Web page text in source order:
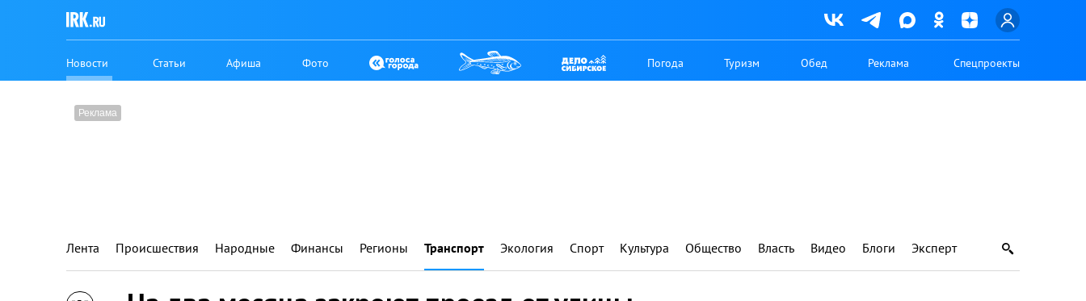
Новости Статьи Афиша Фото Погода Туризм Обед Реклама Спецпроекты
Лента Происшествия Народные Финансы Регионы Транспорт Экология Спорт Культура Общество Власть Видео Блоги Эксперт